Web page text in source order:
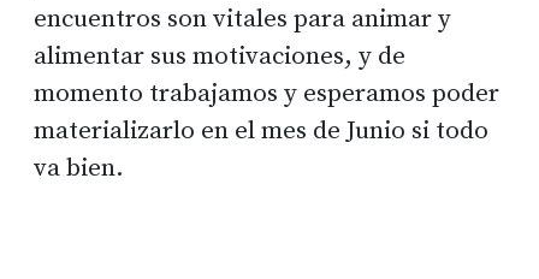
encuentros son vitales para animar y
alimentar sus motivaciones, y de
momento trabajamos y esperamos poder
materializarlo en el mes de Junio si todo
va bien.